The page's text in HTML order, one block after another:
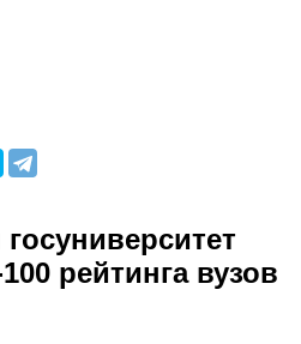
рейтинга вузов